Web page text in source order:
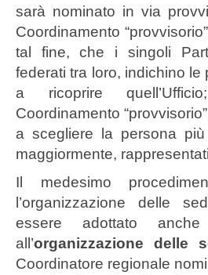
sarà nominato in via
Coordinamento
tal fine, che i singoli
federati tra loro, indichino le
a ricoprire
Coordinamento
a scegliere la persona
maggiormente,
Il medesimo
l’organizzazione delle
essere adottato
all’organizzazione delle
Coordinatore regionale